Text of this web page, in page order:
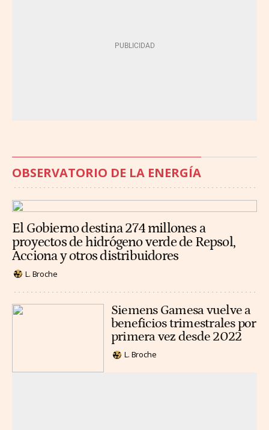
OBSERVATORIO DE LA ENERGÍA
El Gobierno destina 274 millones a
proyectos de hidrógeno verde de Repsol,
Acciona y otros distribuidores
L. Broche
Siemens Gamesa vuelve a
beneficios trimestrales por
primera vez desde 2022
L. Broche